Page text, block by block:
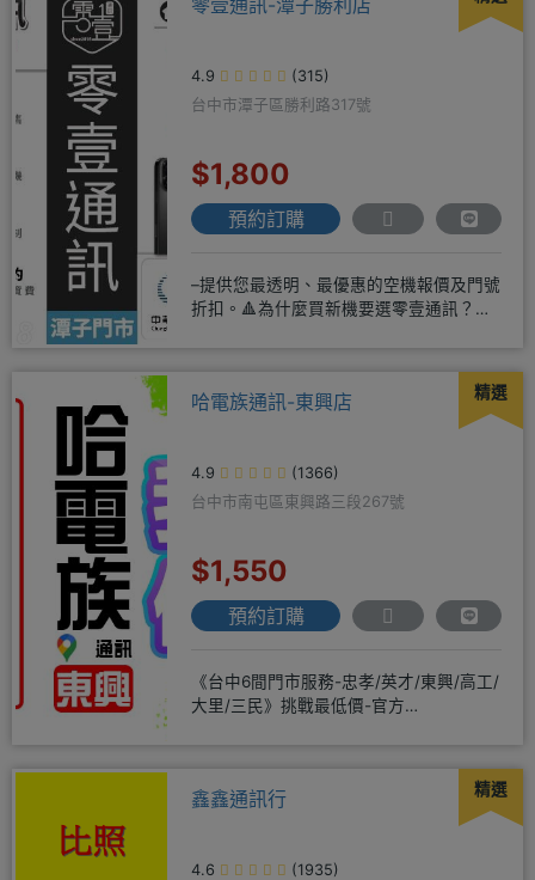
4.9
(315)
台中市潭子區勝利路317號
$1,800
預約訂購
–提供您最透明、最優惠的空機報價及門號
折扣。🔺為什麼買新機要選零壹通訊？
精選
哈電族通訊-東興店
4.9
(1366)
台中市南屯區東興路三段267號
$1,550
預約訂購
《台中6間門市服務-忠孝/英才/東興/高工/
大里/三民》挑戰最低價-官方
精選
鑫鑫通訊行
4.6
(1935)